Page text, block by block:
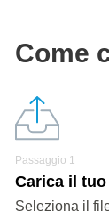
Come
Passaggio 1
Carica il
Seleziona il